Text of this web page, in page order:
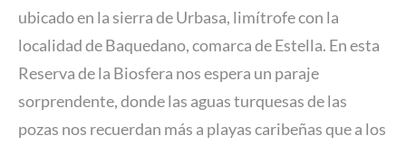
ubicado en la sierra de Urbasa, limítrofe con la
localidad de Baquedano, comarca de Estella. En esta
Reserva de la Biosfera nos espera un paraje
sorprendente, donde las aguas turquesas de las
pozas nos recuerdan más a playas caribeñas que a los